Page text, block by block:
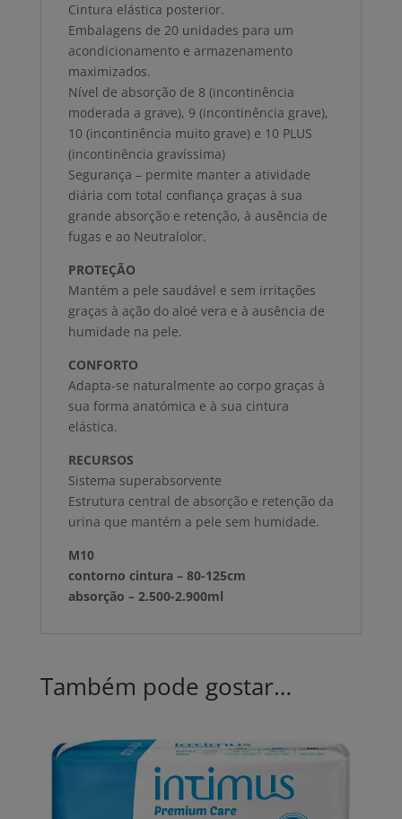
Cintura elástica posterior.
Embalagens de 20 unidades para um
acondicionamento e armazenamento
maximizados.
Nível de absorção de 8 (incontinência
moderada a grave), 9 (incontinência grave),
10 (incontinência muito grave) e 10 PLUS
(incontinência gravíssima)
Segurança – permite manter a atividade
diária com total confiança graças à sua
grande absorção e retenção, à ausência de
fugas e ao Neutralolor.
PROTEÇÃO
Mantém a pele saudável e sem irritações
graças à ação do aloé vera e à ausência de
humidade na pele.
CONFORTO
Adapta-se naturalmente ao corpo graças à
sua forma anatómica e à sua cintura
elástica.
RECURSOS
Sistema superabsorvente
Estrutura central de absorção e retenção da
urina que mantém a pele sem humidade.
M10
contorno cintura – 80-125cm
absorção – 2.500-2.900ml
Também pode gostar…